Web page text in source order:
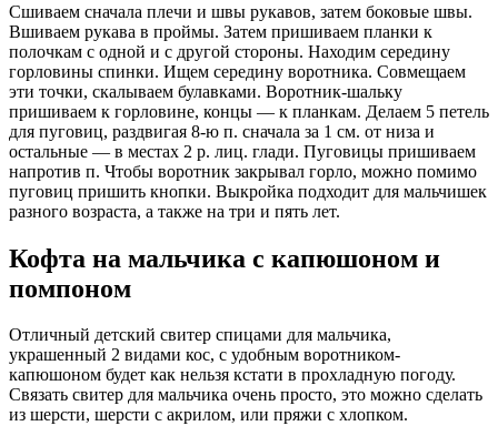
Сшиваем сначала плечи и швы рукавов, затем боковые швы.
Вшиваем рукава в проймы. Затем пришиваем планки к
полочкам с одной и с другой стороны. Находим середину
горловины спинки. Ищем середину воротника. Совмещаем
эти точки, скалываем булавками. Воротник-шальку
пришиваем к горловине, концы — к планкам. Делаем 5 петель
для пуговиц, раздвигая 8-ю п. сначала за 1 см. от низа и
остальные — в местах 2 р. лиц. глади. Пуговицы пришиваем
напротив п. Чтобы воротник закрывал горло, можно помимо
пуговиц пришить кнопки. Выкройка подходит для мальчишек
разного возраста, а также на три и пять лет.
Кофта на мальчика с капюшоном и
помпоном
Отличный детский свитер спицами для мальчика,
украшенный 2 видами кос, с удобным воротником-
капюшоном будет как нельзя кстати в прохладную погоду.
Связать свитер для мальчика очень просто, это можно сделать
из шерсти, шерсти с акрилом, или пряжи с хлопком.